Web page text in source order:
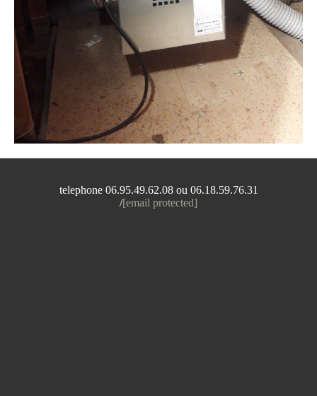
telephone 06.95.49.62.08 ou 06.18.59.76.31
/[email protected]